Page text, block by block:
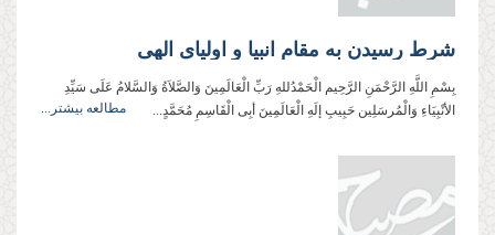
شرط رسیدن به مقام انبیا و اولیای الهی
بِسْمِ اللَّهِ الرَّحْمَنِ الرَّحِیم الْحَمْدُللهِ رَبِّ الْعَالَمِینَ وَالصَّلاَةُ وَالسَّلامُ عَلَی سَیِّدِ
الأنْبِیَاءِ وَالْمُرسَلِین حَبِیبِ إلَهِ الْعَالَمِینَ أبِی الْقَاسِمِ مُحَمَّدٍ...
مطالعه بیشتر...